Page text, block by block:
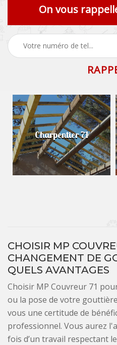
On vous
Charpentier 71
CHOISIR MP
CHANGEMENT DE
QUELS AVANTAGES
Choisir MP Couvreur 71
ou la pose de votre
vous une certitude de
professionnel. Vous aurez
fois d’un travail respectant